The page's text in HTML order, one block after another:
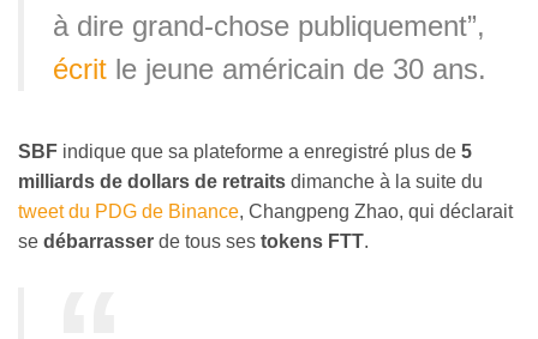
à dire grand-chose publiquement”,
écrit le jeune américain de 30 ans.
SBF indique que sa plateforme a enregistré plus de 5
milliards de dollars de retraits dimanche à la suite du
tweet du PDG de Binance, Changpeng Zhao, qui déclarait
se débarrasser de tous ses tokens FTT.